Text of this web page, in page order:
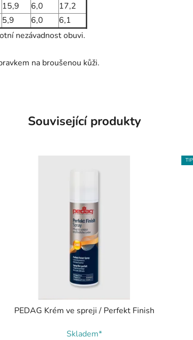
15,9 6,0
17,2
5,9 6,0
6,1
nezávadnost obuvi.
na broušenou kůži.
Související produkty
PEDAG Krém ve spreji / Perfekt Finish
Skladem*
TIP